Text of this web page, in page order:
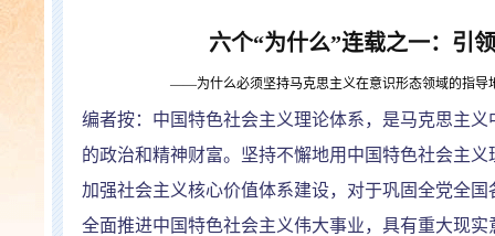
六个“为什么”连载之一：引
——为什么必须坚持马克思主义在意识形态领域的指导
编者按：中国特色社会主义理论体系，是马克思主
的政治和精神财富。坚持不懈地用中国特色社会主
加强社会主义核心价值体系建设，对于巩固全党全
全面推进中国特色社会主义伟大事业，具有重大现